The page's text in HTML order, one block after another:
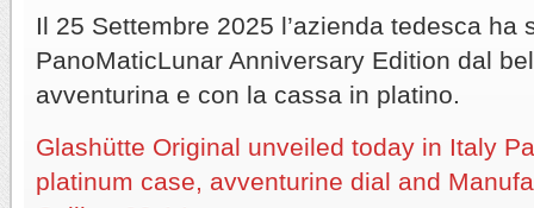
Il 25 Settembre 2025 l’azienda tedesca ha
PanoMaticLunar Anniversary Edition dal
avventurina e con la cassa in platino.
Glashütte Original unveiled today in Italy
platinum case, avventurine dial and